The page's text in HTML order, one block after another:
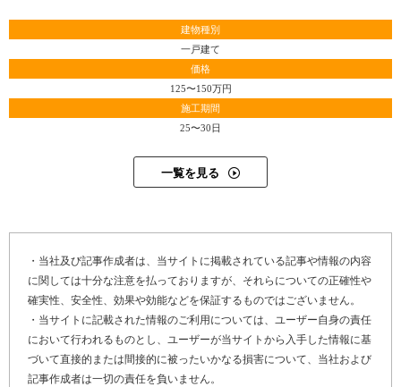
建物種別
一戸建て
価格
125〜150万円
施工期間
25〜30日
一覧を見る
・当社及び記事作成者は、当サイトに掲載されている記事や情報の内容
に関しては十分な注意を払っておりますが、それらについての正確性や
確実性、安全性、効果や効能などを保証するものではございません。
・当サイトに記載された情報のご利用については、ユーザー自身の責任
において行われるものとし、ユーザーが当サイトから入手した情報に基
づいて直接的または間接的に被ったいかなる損害について、当社および
記事作成者は一切の責任を負いません。